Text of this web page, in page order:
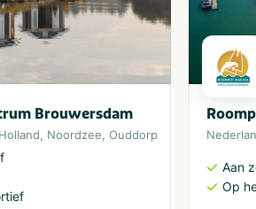
Brouwersdam
, Noordzee, Ouddorp
Aan
Op